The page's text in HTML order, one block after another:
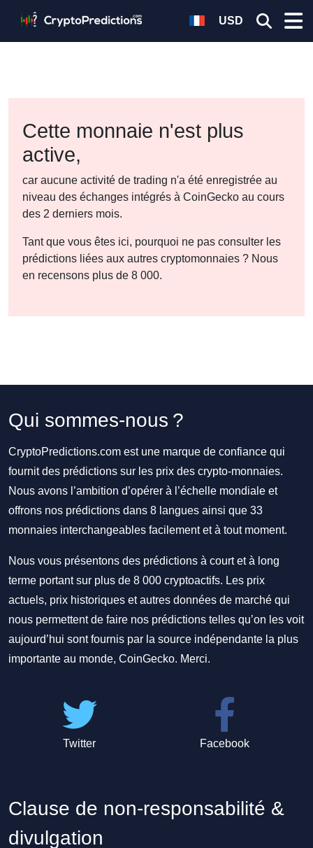
USD
Cette monnaie n'est plus
active,
car aucune activité de trading n'a été enregistrée au
niveau des échanges intégrés à CoinGecko au cours
des 2 derniers mois.
Tant que vous êtes ici, pourquoi ne pas consulter les
prédictions liées aux autres cryptomonnaies ? Nous
en recensons plus de 8 000.
Qui sommes-nous ?
CryptoPredictions.com est une marque de confiance qui
fournit des prédictions sur les prix des crypto-monnaies.
Nous avons l’ambition d’opérer à l’échelle mondiale et
offrons nos prédictions dans 8 langues ainsi que 33
monnaies interchangeables facilement et à tout moment.
Nous vous présentons des prédictions à court et à long
terme portant sur plus de 8 000 cryptoactifs. Les prix
actuels, prix historiques et autres données de marché qui
nous permettent de faire nos prédictions telles qu’on les voit
aujourd’hui sont fournis par la source indépendante la plus
importante au monde, CoinGecko. Merci.
Twitter Facebook
Clause de non-responsabilité &
divulgation